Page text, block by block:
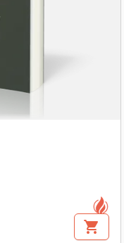
shopping_cart